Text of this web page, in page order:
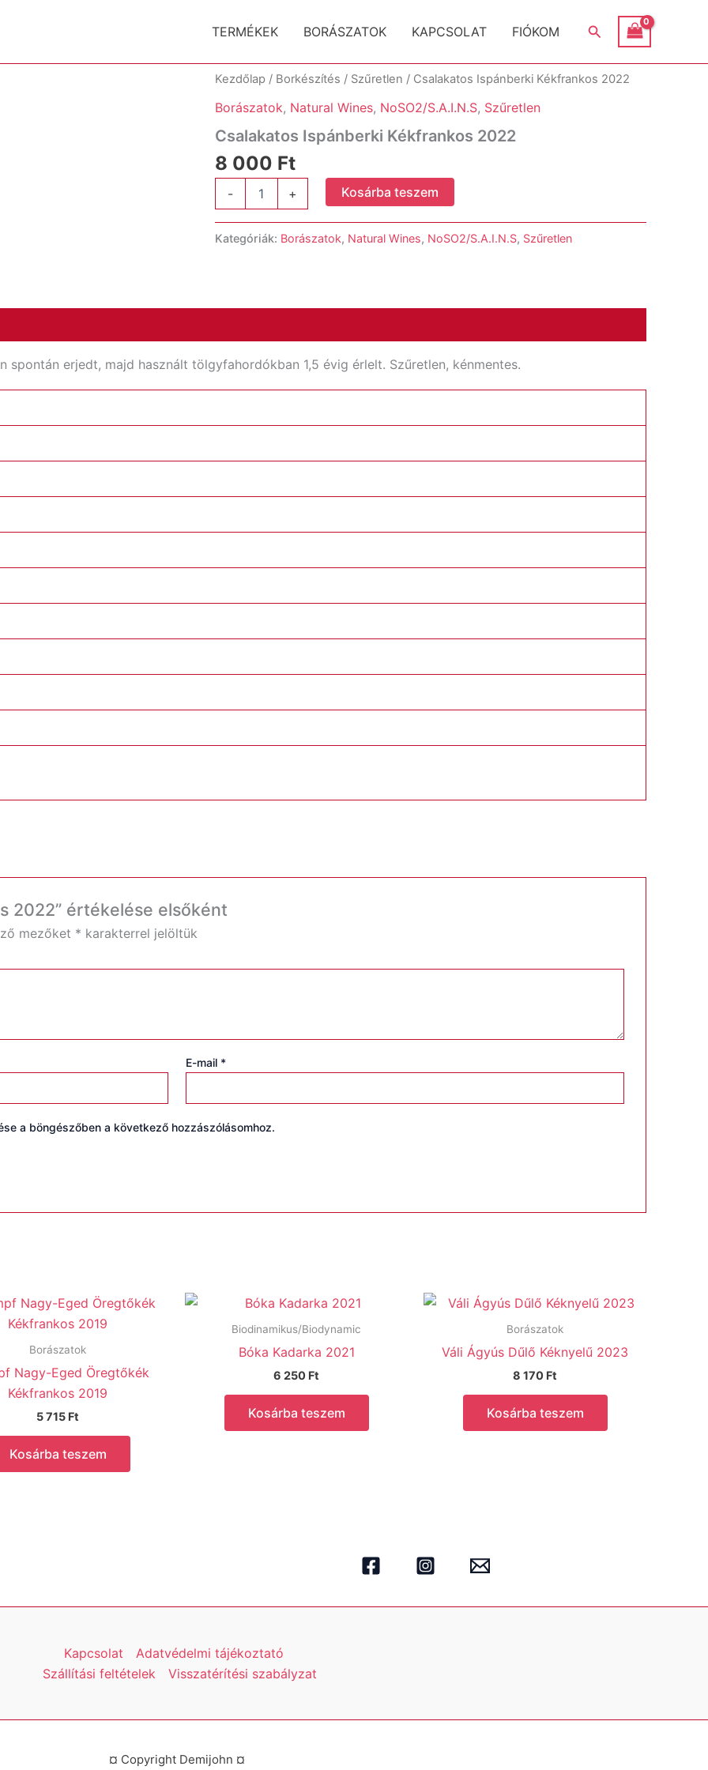
TERMÉKEK BORÁSZATOK KAPCSOLAT FIÓKOM Search
Kezdőlap / Borkészítés / Szűretlen / Csalakatos Ispánberki Kékfrankos 2022
Borászatok, Natural Wines, NoSO2/S.A.I.N.S, Szűretlen
Csalakatos Ispánberki Kékfrankos 2022
8 000 Ft
-
Ispánberki
2022
mennyiség
+ Kosárba teszem
Kategóriák: Borászatok, Natural Wines, NoSO2/S.A.I.N.S, Szűretlen
erjedt, majd használt tölgyfahordókban 1,5 évig érlelt. Szűretlen, kénmentes.
2022” értékelése elsőként
mezőket * karakterrel jelöltük
E-mail *
a böngészőben a következő hozzászólásomhoz.
Borászatok
Nagy-Eged Öregtőkék
Kékfrankos 2019
5 715 Ft
Kosárba teszem
Biodinamikus/Biodynamic
Bóka Kadarka 2021
6 250 Ft
Kosárba teszem
Borászatok
Váli Ágyús Dűlő Kéknyelű 2023
8 170 Ft
Kosárba teszem
Kapcsolat
Adatvédelmi tájékoztató
Szállítási feltételek
Visszatérítési szabályzat
¤ Copyright Demijohn ¤